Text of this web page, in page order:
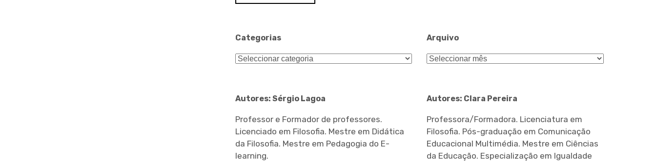
Categorias
Categorias
Arquivo
Arquivo
Autores: Sérgio Lagoa
Professor e Formador de professores.
Licenciado em Filosofia. Mestre em Didática
da Filosofia. Mestre em Pedagogia do E-
learning.
Autores: Clara Pereira
Professora/Formadora. Licenciatura em
Filosofia. Pós-graduação em Comunicação
Educacional Multimédia. Mestre em Ciências
da Educação. Especialização em Igualdade